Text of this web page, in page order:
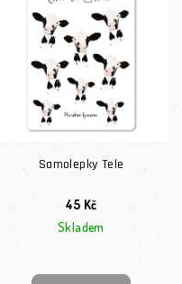
Samolepky Tele
45 Kč
Skladem